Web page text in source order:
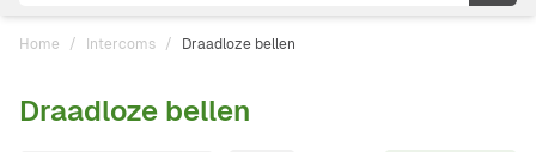
Home / Intercoms / Draadloze bellen
Doorgaan naar productlijst
Draadloze bellen